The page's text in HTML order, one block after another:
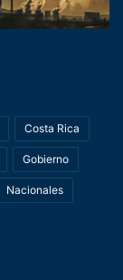
Costa Rica
Gobierno
Nacionales